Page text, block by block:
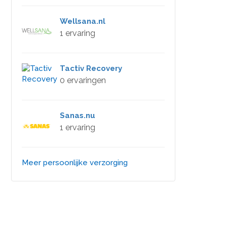
Wellsana.nl
1 ervaring
Tactiv Recovery
0 ervaringen
Sanas.nu
1 ervaring
Meer persoonlijke verzorging